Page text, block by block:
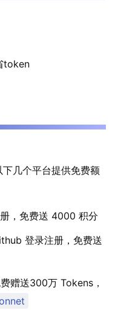
token
几个平台提供免费额
册，免费送 4000 积分
登录注册，免费送
费赠送300万 Tokens，